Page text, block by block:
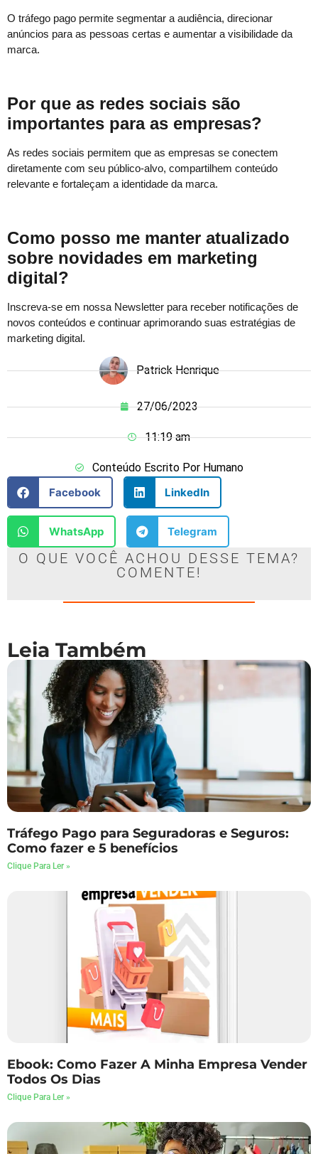
O tráfego pago permite segmentar a audiência, direcionar
anúncios para as pessoas certas e aumentar a visibilidade da
marca.
Por que as redes sociais são
importantes para as empresas?
As redes sociais permitem que as empresas se conectem
diretamente com seu público-alvo, compartilhem conteúdo
relevante e fortaleçam a identidade da marca.
Como posso me manter atualizado
sobre novidades em marketing
digital?
Inscreva-se em nossa Newsletter para receber notificações de
novos conteúdos e continuar aprimorando suas estratégias de
marketing digital.
Patrick Henrique
27/06/2023
11:19 am
Conteúdo Escrito Por Humano
Facebook
LinkedIn
WhatsApp Telegram
O QUE VOCÊ ACHOU DESSE TEMA?
COMENTE!
Tráfego Pago para Seguradoras e Seguros:
Como fazer e 5 benefícios
Clique Para Ler »
Ebook: Como Fazer A Minha Empresa Vender
Todos Os Dias
Clique Para Ler »
Leia Também